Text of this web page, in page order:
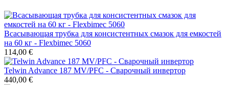
Всасывающая трубка для консистентных смазок для емкостей
на 60 кг - Flexbimec 5060
114,00 €
Telwin Advance 187 MV/PFC - Сварочный инвертор
440,00 €